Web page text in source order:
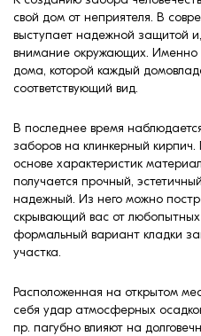
Клинкерная плитка
Ступени, крыльцо
смеси
свой дом от неприятеля. В
выступает надежной защитой
внимание окружающих. Именно
дома, которой каждый
соответствующий вид.
В последнее время
заборов на клинкерный
основе характеристик
получается прочный,
надежный. Из него можно
скрывающий вас от
формальный вариант кладки
участка.
Расположенная на открытом
себя удар атмосферных
пр. пагубно влияют на